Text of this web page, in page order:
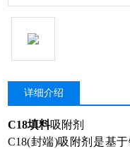
详细介绍
C18填料吸附剂
C18(封端)吸附剂是基